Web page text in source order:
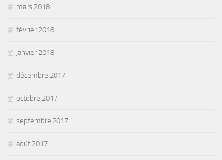
mars 2018
février 2018
janvier 2018
décembre 2017
octobre 2017
septembre 2017
août 2017